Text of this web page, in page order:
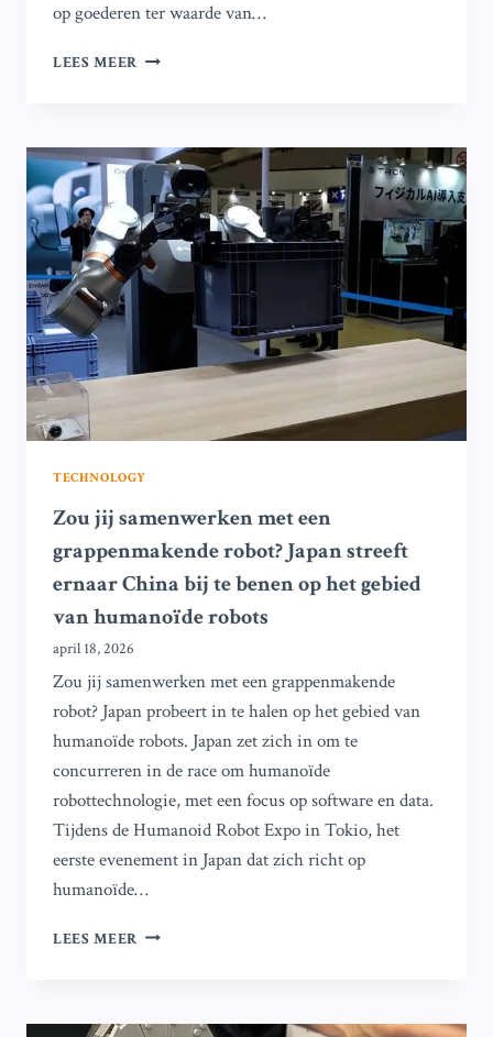
op goederen ter waarde van…
LEES MEER VS
VERLAGING
VAN
HOGE
TARIEVEN
NA
MEER
DAN
WEDERZIJDSE
TECHNOLOGY
Zou jij samenwerken met een
grappenmakende robot? Japan streeft
ernaar China bij te benen op het gebied
van humanoïde robots
april 18, 2026
Zou jij samenwerken met een grappenmakende
robot? Japan probeert in te halen op het gebied van
humanoïde robots. Japan zet zich in om te
concurreren in de race om humanoïde
robottechnologie, met een focus op software en data.
Tijdens de Humanoid Robot Expo in Tokio, het
eerste evenement in Japan dat zich richt op
humanoïde…
LEES MEER ZOU
EEN